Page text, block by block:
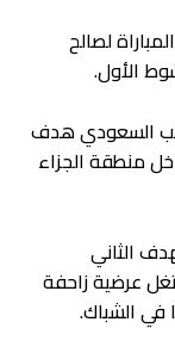
لصالح
السعودي هدف
رائعة داخل منطقة الجزاء
الثاني
عرضية زاحفة
في الشباك.